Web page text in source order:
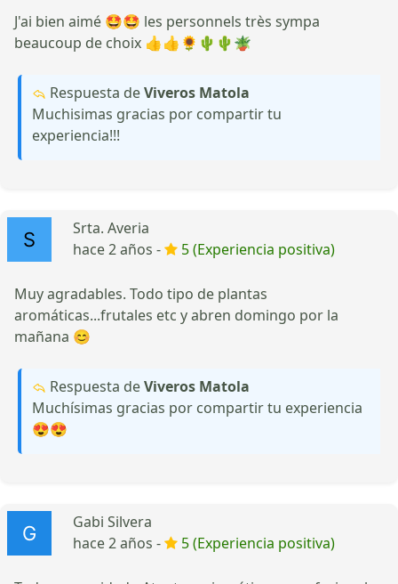
J'ai bien aimé 🤩🤩 les personnels très sympa
beaucoup de choix 👍👍🌻🌵🌵🪴
Respuesta deViveros Matola
Muchisimas gracias por compartir tu
experiencia!!!
Srta. Averia
hace 2 años -
5 (Experiencia positiva)
Muy agradables. Todo tipo de plantas
aromáticas...frutales etc y abren domingo por la
mañana 😊
Respuesta deViveros Matola
Muchísimas gracias por compartir tu experiencia
😍😍
Gabi Silvera
hace 2 años -
5 (Experiencia positiva)